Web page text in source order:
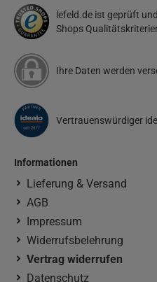
lefeld.de ist geprüft
Shops
Ihre Daten werden
Vertrauenswürdiger
Informationen
Lieferung & Versand
AGB
Impressum
Widerrufsbelehrung
Vertrag widerrufen
Datenschutz